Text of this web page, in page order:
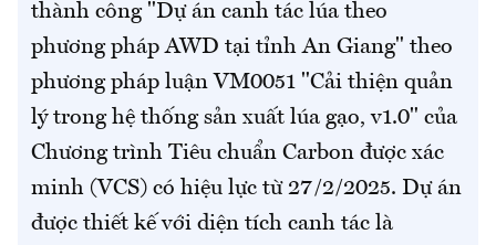
thành công "Dự án canh tác lúa theo
phương pháp AWD tại tỉnh An Giang" theo
phương pháp luận VM0051 "Cải thiện quản
lý trong hệ thống sản xuất lúa gạo, v1.0" của
Chương trình Tiêu chuẩn Carbon được xác
minh (VCS) có hiệu lực từ 27/2/2025. Dự án
được thiết kế với diện tích canh tác là